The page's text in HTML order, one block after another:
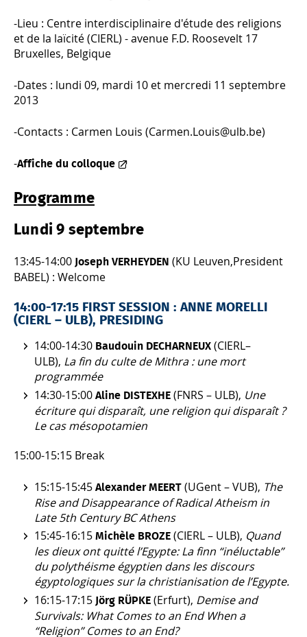
-Lieu : Centre interdisciplinaire d'étude des religions
et de la laïcité (CIERL) - avenue F.D. Roosevelt 17
Bruxelles, Belgique
-Dates : lundi 09, mardi 10 et mercredi 11 septembre
2013
-Contacts : Carmen Louis (Carmen.Louis@ulb.be)
-Affiche du colloque
Programme
Lundi 9 septembre
13:45-14:00 Joseph VERHEYDEN (KU Leuven,President
BABEL) : Welcome
14:00-17:15 FIRST SESSION : ANNE MORELLI
(CIERL – ULB), PRESIDING
14:00-14:30 Baudouin DECHARNEUX (CIERL–
ULB), La fin du culte de Mithra : une mort
programmée
14:30-15:00 Aline DISTEXHE (FNRS – ULB), Une
écriture qui disparaît, une religion qui disparaît ?
Le cas mésopotamien
15:00-15:15 Break
15:15-15:45 Alexander MEERT (UGent – VUB), The
Rise and Disappearance of Radical Atheism in
Late 5th Century BC Athens
15:45-16:15 Michèle BROZE (CIERL – ULB), Quand
les dieux ont quitté l’Egypte: La finn “inéluctable”
du polythéisme égyptien dans les discours
égyptologiques sur la christianisation de l’Egypte.
16:15-17:15 Jörg RÜPKE (Erfurt), Demise and
Survivals: What Comes to an End When a
“Religion” Comes to an End?